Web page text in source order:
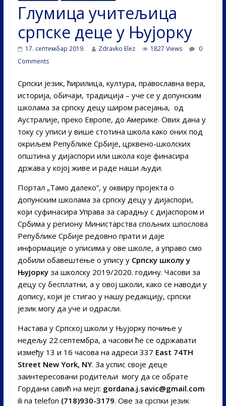
Глумица учитељица
српске деце у Њујорку
17. септембар 2019. Zdravko Elez 1827 Views
0
Comments
Српски језик, ћирилица, култура, православна вера,
историја, обичаји, традиција – уче се у допунским
школама за српску децу широм расејања, од
Аустралије, преко Европе, до Америке. Ових дана у
току су уписи у више стотина школа како оних под
окриљем Републике Србије, црквено-школских
општина у дијаспори или школа које финасира
држава у којој живе и раде наши људи.
Портал „Тамо далеко“, у оквиру пројекта о
допунским школама за српску децу у дијаспори,
који суфинасира Управа за сарадњу с дијаспором и
Србима у региону Министарства спољних шпослова
Републике Србије редовно прати и даје
информације о уписима у ове школе, а управо смо
добили обавештење о упису у Српску школу у
Њујоркуза школску 2019/2020. годину. Часови за
децу су бесплатни, а у овој школи, како се наводи у
допису, који је стигао у нашу редакцију, српски
језик могу да уче и одрасли.
Настава у Српској школи у Њујорку почиње у
недељу 22.септембра, а часови ће се одржавати
између 13 и 16 часова на адреси 337 East 74TH
Street New York, NY. За успис своје деце
заинтересовани родитељи могу да се обрате
Гордани савић на мејл: gordana.j.savic@gmail.com
ili na telefon (718)930-3179. Ове за срспки језик